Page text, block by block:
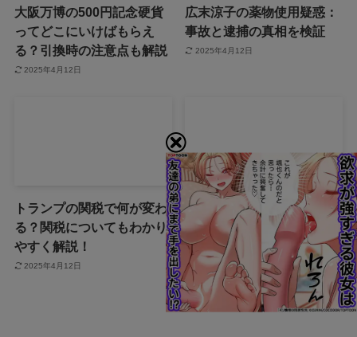
大阪万博の500円記念硬貨
ってどこにいけばもらえ
る？引換時の注意点も解説
2025年4月12日
広末涼子の薬物使用疑惑：
事故と逮捕の真相を検証
2025年4月12日
トランプの関税で何が変わ
る？関税についてもわかり
やすく解説！
2025年4月12日
「誰から？＋999100から怪
しい電話と謎のメッセー
ジ」
2025年4月12日